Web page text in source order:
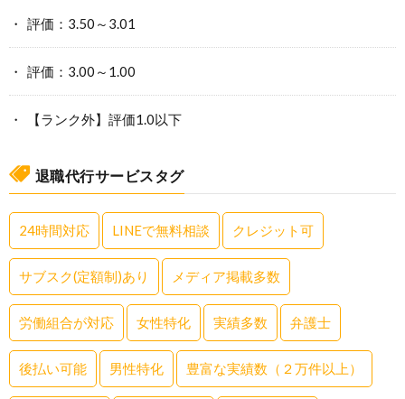
評価：3.50～3.01
評価：3.00～1.00
【ランク外】評価1.0以下
退職代行サービスタグ
24時間対応 LINEで無料相談 クレジット可
サブスク(定額制)あり メディア掲載多数
労働組合が対応 女性特化 実績多数 弁護士
後払い可能 男性特化 豊富な実績数（２万件以上）